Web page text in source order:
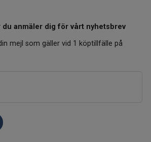
du anmäler dig för vårt nyhetsbrev
mejl som gäller vid 1 köptillfälle på